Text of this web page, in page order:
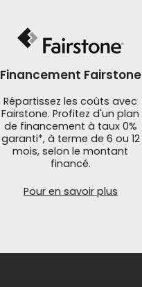
Financement Fairstone
Répartissez les coûts avec
Fairstone. Profitez d'un plan
de financement à taux 0%
garanti*, à terme de 6 ou 12
mois, selon le montant
financé.
Pour en savoir plus